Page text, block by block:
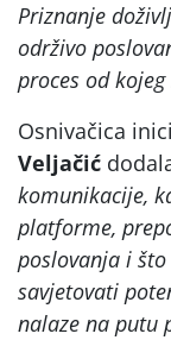
Priznanje
održivo
proces od
Osnivačica
Veljačić
komunikacije,
platforme,
poslovanja i
savjetovati
nalaze na putu